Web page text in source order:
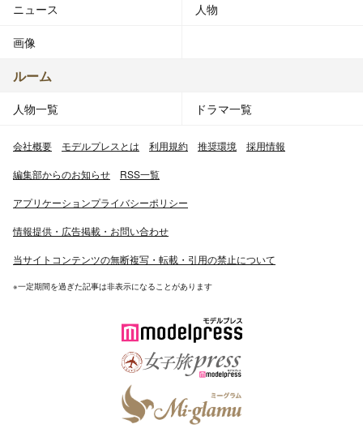
ニュース 人物
画像
ルーム
人物一覧 ドラマ一覧
会社概要 モデルプレスとは 利用規約 推奨環境 採用情報
編集部からのお知らせ RSS一覧
アプリケーションプライバシーポリシー
情報提供・広告掲載・お問い合わせ
当サイトコンテンツの無断複写・転載・引用の禁止について
※一定期間を過ぎた記事は非表示になることがあります